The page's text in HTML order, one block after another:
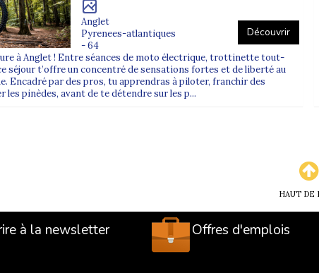
Anglet
Pyrenees-atlantiques
- 64
Découvrir
à Anglet ! Entre séances de moto électrique, trottinette tout-
séjour t’offre un concentré de sensations fortes et de liberté au
Encadré par des pros, tu apprendras à piloter, franchir des
les pinèdes, avant de te détendre sur les p...
HAUT DE
à la newsletter Offres d'emplois